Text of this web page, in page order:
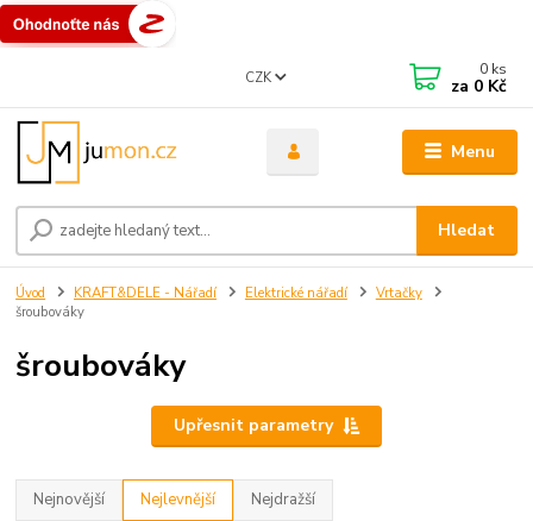
Menu
CZK
Hledat
0 ks
za 0 Kč
Úvod KRAFT&DELE - Nářadí Elektrické nářadí
Vrtačky
šroubováky
šroubováky
Upřesnit parametry
Nejnovější Nejlevnější Nejdražší